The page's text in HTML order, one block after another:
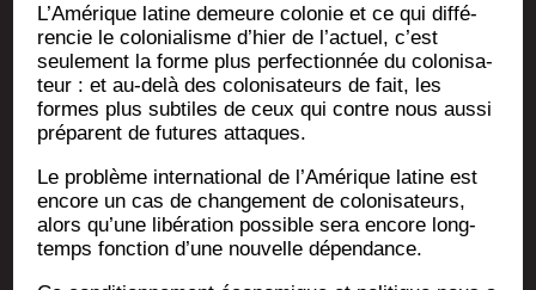
L’Amérique latine demeure colo­nie et ce qui dif­fé­
ren­cie le colo­nia­lisme d’hier de l’actuel, c’est
seule­ment la forme plus per­fec­tion­née du colo­ni­sa­
teur : et au-delà des colo­ni­sa­teurs de fait, les
formes plus sub­tiles de ceux qui contre nous aus­si
pré­parent de futures attaques.
Le pro­blème inter­na­tio­nal de l’Amérique latine est
encore un cas de chan­ge­ment de colo­ni­sa­teurs,
alors qu’une libé­ra­tion pos­sible sera encore long­
temps fonc­tion d’une nou­velle dépendance.